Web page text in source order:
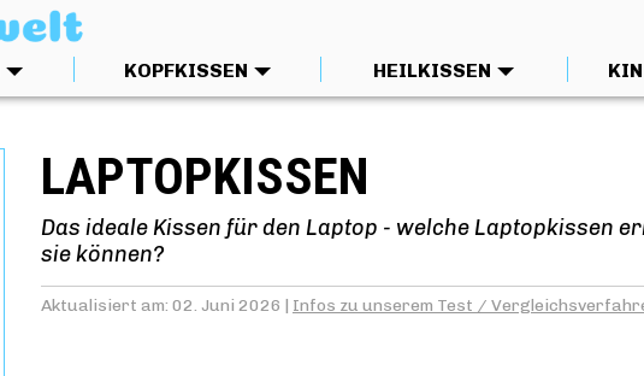
KOPFKISSEN HEILKISSEN
LAPTOPKISSEN
Das ideale Kissen für den Laptop - welche Laptopkissen
sie können?
Aktualisiert am: 02. Juni 2026 | Infos zu unserem Test /